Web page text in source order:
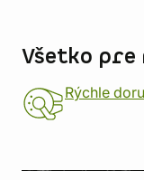
Všetko
Rýchle